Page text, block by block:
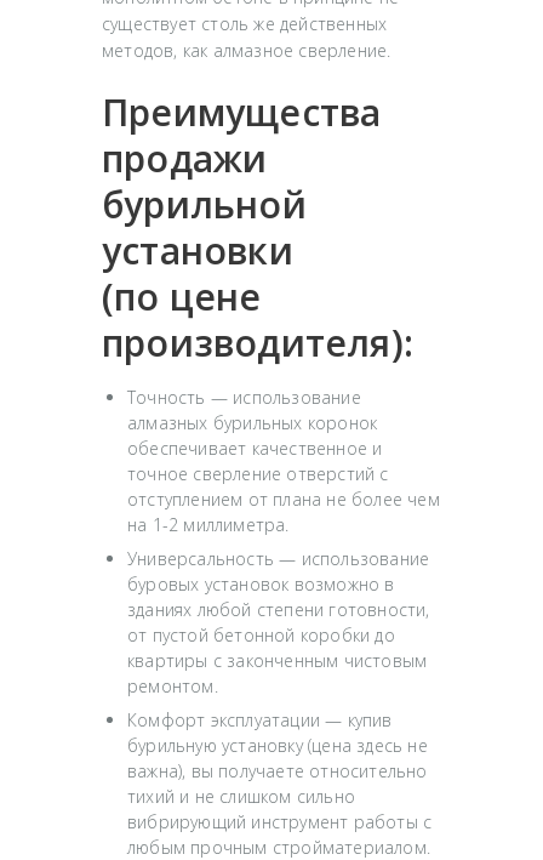
существует столь же действенных
методов, как алмазное сверление.
Преимущества
продажи
бурильной
установки
(по цене
производителя):
Точность — использование
алмазных бурильных коронок
обеспечивает качественное и
точное сверление отверстий с
отступлением от плана не более чем
на 1-2 миллиметра.
Универсальность — использование
буровых установок возможно в
зданиях любой степени готовности,
от пустой бетонной коробки до
квартиры с законченным чистовым
ремонтом.
Комфорт эксплуатации — купив
бурильную установку (цена здесь не
важна), вы получаете относительно
тихий и не слишком сильно
вибрирующий инструмент работы с
любым прочным стройматериалом.